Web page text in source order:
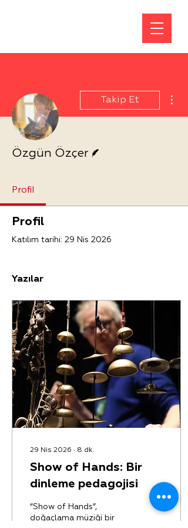
Takip Et
Özgün Özçer
Profil
Profil
Katılım tarihi: 29 Nis 2026
Yazılar
29 Nis 2026 ∙ 8 dk.
Show of Hands: Bir
dinleme pedagojisi
“Show of Hands”,
doğaçlama müziği bir